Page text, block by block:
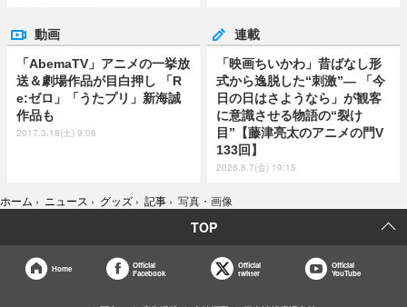
動画
「AbemaTV」アニメの一挙放
送＆劇場作品が目白押し 「R
e:ゼロ」「うたプリ」新海誠
作品も
2017.3.18(土) 9:06
連載
「映画ちいかわ」昔ばなし形
式から逸脱した“刺激”― 「今
日の日はさようなら」が観客
に意識させる物語の“裂け
目”【藤津亮太のアニメの門V
133回】
2026.8.7(金) 19:15
ホーム › ニュース › グッズ › 記事 › 写真・画像
TOP
Home
Official
Facebook
Official
twitter
Official
YouTube